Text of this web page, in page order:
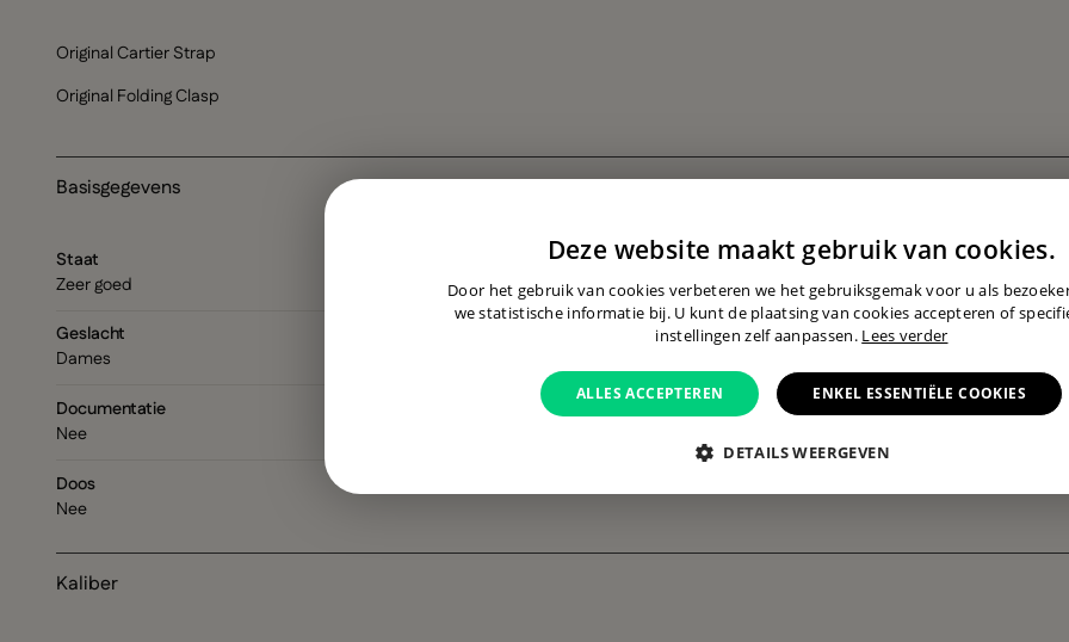
Original Cartier Strap
Original Folding Clasp
Basisgegevens
Staat
Zeer goed
Geslacht
Dames
Documentatie
Nee
Doos
Nee
Kaliber
Deze website maakt gebruik van cookies.
Door het gebruik van cookies verbeteren we het gebruiksgemak voor u als
we statistische informatie bij. U kunt de plaatsing van cookies accepteren of
instellingen zelf aanpassen. Lees verder
ALLES ACCEPTEREN ENKEL ESSENTIËLE COOKIES
DETAILS WEERGEVEN